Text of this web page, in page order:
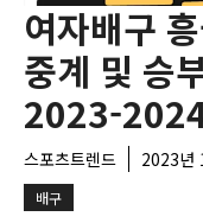
여자배구
중계 및 승
2023-
스포츠트렌드 2023년
배구